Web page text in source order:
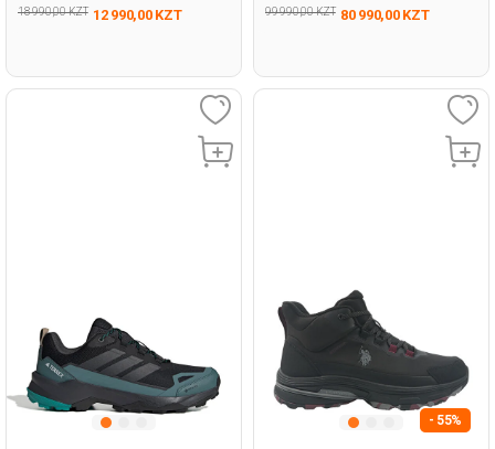
18 990,00 KZT 12 990,00 KZT 99 990,00 KZT 80 990,00 KZT
- 55%